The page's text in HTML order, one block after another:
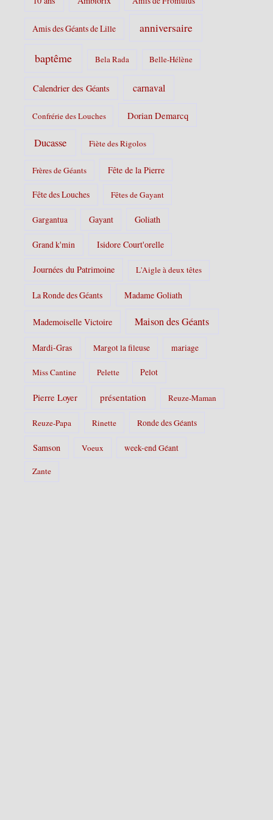
Amis des Géants de Lille anniversaire
baptême Bela Rada Belle-Hélène
Calendrier des Géants carnaval
Confrérie des Louches Dorian Demarcq
Ducasse Fiète des Rigolos
Frères de Géants Fête de la Pierre
Fête des Louches Fêtes de Gayant
Gargantua Gayant Goliath
Grand k'min Isidore Court'orelle
Journées du Patrimoine L'Aigle à deux têtes
La Ronde des Géants Madame Goliath
Mademoiselle Victoire Maison des Géants
Mardi-Gras Margot la fileuse mariage
Miss Cantine Pelette Pelot
Pierre Loyer présentation Reuze-Maman
Reuze-Papa Rinette Ronde des Géants
Samson Voeux week-end Géant
Zante